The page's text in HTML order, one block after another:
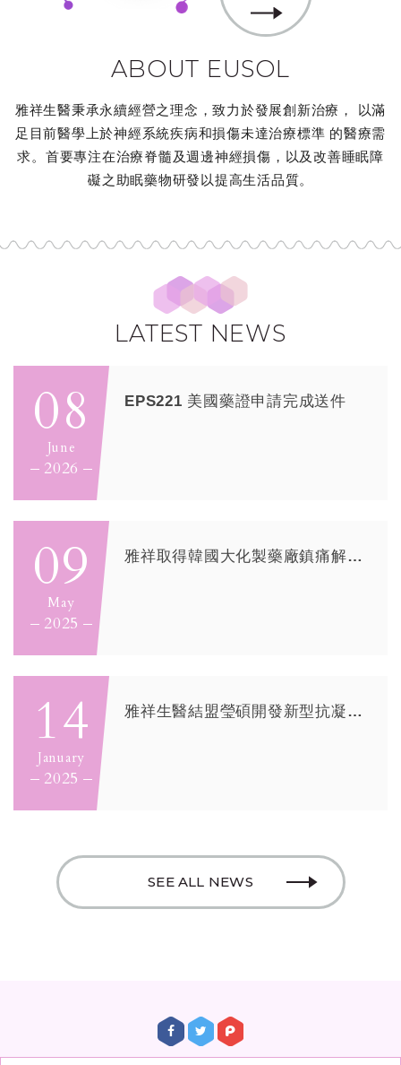
ABOUT EUSOL
雅祥生醫秉承永續經營之理念，致力於發展創新治療， 以滿
足目前醫學上於神經系統疾病和損傷未達治療標準 的醫療需
求。首要專注在治療脊髓及週邊神經損傷，以及改善睡眠障
礙之助眠藥物研發以提高生活品質。
LATEST NEWS
08
June
2026
EPS221 美國藥證申請完成送件
09
May
2025
雅祥取得韓國大化製藥廠鎮痛解熱藥(大化易痛寧)經銷權
14
January
2025
雅祥生醫結盟瑩碩開發新型抗凝血劑，搶攻首發學名藥商機
SEE ALL NEWS